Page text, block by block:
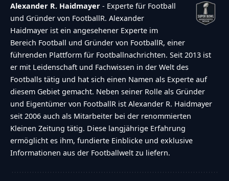
Alexander R. Haidmayer - Experte für Football
und Gründer von FootballR. Alexander
Haidmayer ist ein angesehener Experte im
Bereich Football und Gründer von FootballR, einer
führenden Plattform für Footballnachrichten. Seit 2013 ist
er mit Leidenschaft und Fachwissen in der Welt des
Footballs tätig und hat sich einen Namen als Experte auf
diesem Gebiet gemacht. Neben seiner Rolle als Gründer
und Eigentümer von FootballR ist Alexander R. Haidmayer
seit 2006 auch als Mitarbeiter bei der renommierten
Kleinen Zeitung tätig. Diese langjährige Erfahrung
ermöglicht es ihm, fundierte Einblicke und exklusive
Informationen aus der Footballwelt zu liefern.